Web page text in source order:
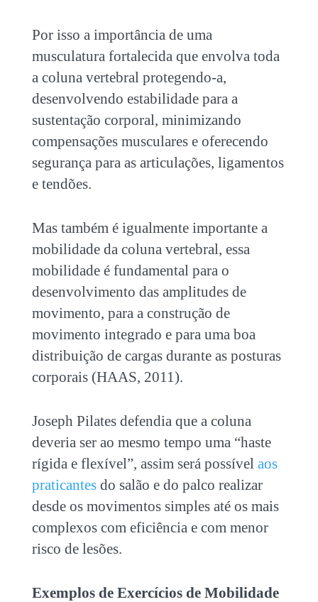
Por isso a importância de uma
musculatura fortalecida que envolva toda
a coluna vertebral protegendo-a,
desenvolvendo estabilidade para a
sustentação corporal, minimizando
compensações musculares e oferecendo
segurança para as articulações, ligamentos
e tendões.
Mas também é igualmente importante a
mobilidade da coluna vertebral, essa
mobilidade é fundamental para o
desenvolvimento das amplitudes de
movimento, para a construção de
movimento integrado e para uma boa
distribuição de cargas durante as posturas
corporais (HAAS, 2011).
Joseph Pilates defendia que a coluna
deveria ser ao mesmo tempo uma “haste
rígida e flexível”, assim será possível aos
praticantesdo salão e do palco realizar
desde os movimentos simples até os mais
complexos com eficiência e com menor
risco de lesões.
Exemplos de Exercícios de Mobilidade